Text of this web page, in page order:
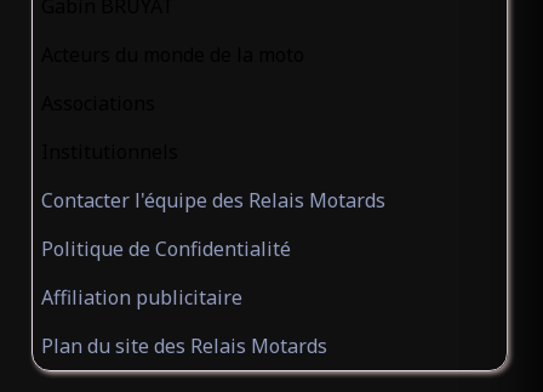
Contacter l'équipe des Relais Motards
Politique de Confidentialité
Affiliation publicitaire
Plan du site des Relais Motards